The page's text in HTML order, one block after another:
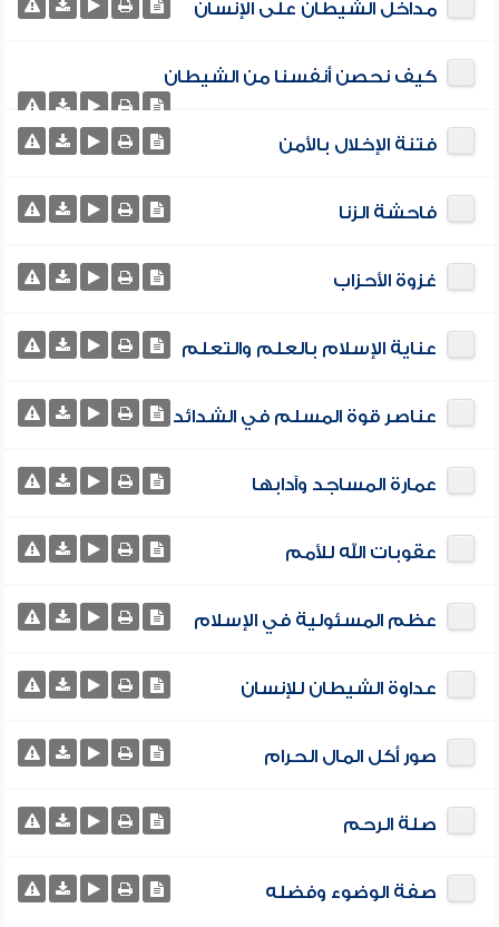
مداخل الشيطان على الإنسان
كيف نحصن أنفسنا من الشيطان
فتنة الإخلال بالأمن
فاحشة الزنا
غزوة الأحزاب
عناية الإسلام بالعلم والتعلم
عناصر قوة المسلم في الشدائد
عمارة المساجد وآدابها
عقوبات الله للأمم
عظم المسئولية في الإسلام
عداوة الشيطان للإنسان
صور أكل المال الحرام
صلة الرحم
صفة الوضوء وفضله